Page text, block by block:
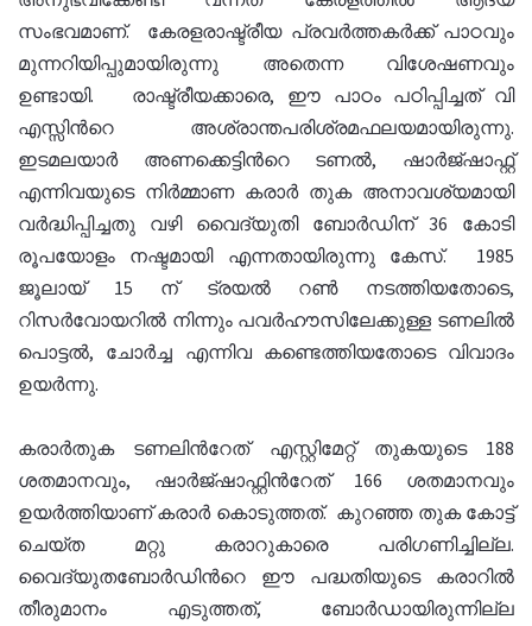
സംഭവമാണ്. കേരളരാഷ്ട്രീയ പ്രവര്‍ത്തകര്‍ക്ക് പാഠവും
മുന്നറിയിപ്പുമായിരുന്നു അതെന്ന വിശേഷണവും
ഉണ്ടായി. രാഷ്ട്രീയക്കാരെ, ഈ പാഠം പഠിപ്പിച്ചത് വി
എസ്സിന്‍റെ അശ്രാന്തപരിശ്രമഫലയമായിരുന്നു.
ഇടമലയാര്‍ അണക്കെട്ടിന്‍റെ ടണല്‍, ഷാര്‍ജ്ഷാഫ്റ്റ്
എന്നിവയുടെ നിര്‍മ്മാണ കരാര്‍ തുക അനാവശ്യമായി
വര്‍ദ്ധിപ്പിച്ചതു വഴി വൈദ്യുതി ബോര്‍ഡിന് 36 കോടി
രൂപയോളം നഷ്ടമായി എന്നതായിരുന്നു കേസ്. 1985
ജൂലായ് 15 ന് ട്രയല്‍ റണ്‍ നടത്തിയതോടെ,
റിസര്‍വോയറില്‍ നിന്നും പവര്‍ഹൗസിലേക്കുള്ള ടണലില്‍
പൊട്ടല്‍, ചോര്‍ച്ച എന്നിവ കണ്ടെത്തിയതോടെ വിവാദം
ഉയര്‍ന്നു.
കരാര്‍തുക ടണലിന്‍റേത് എസ്റ്റിമേറ്റ് തുകയുടെ 188
ശതമാനവും, ഷാര്‍ജ്ഷാഫ്റ്റിന്‍റേത് 166 ശതമാനവും
ഉയര്‍ത്തിയാണ് കരാര്‍ കൊടുത്തത്. കുറഞ്ഞ തുക കോട്ട്
ചെയ്ത മറ്റു കരാറുകാരെ പരിഗണിച്ചില്ല.
വൈദ്യുതബോര്‍ഡിന്‍റെ ഈ പദ്ധതിയുടെ കരാറില്‍
തീരുമാനം എടുത്തത്, ബോര്‍ഡായിരുന്നില്ല